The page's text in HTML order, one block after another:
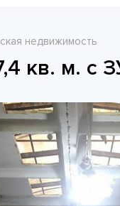
недвижимость
кв. м. с